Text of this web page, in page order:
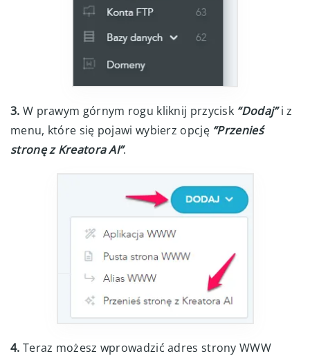
3. W prawym górnym rogu kliknij przycisk “Dodaj”i z
menu, które się pojawi wybierz opcję “Przenieś
stronę z Kreatora AI”.
4. Teraz możesz wprowadzić adres strony WWW